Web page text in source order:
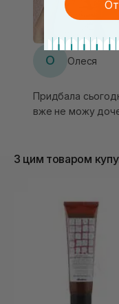
О Олеся
Придбала
вже не можу
З цим товаром